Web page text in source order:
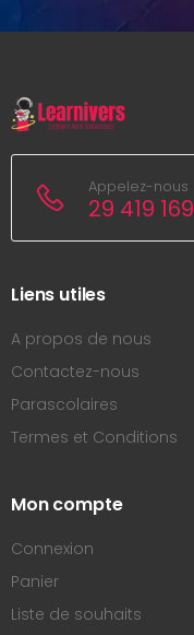
Appelez-nous
29 419 169
Liens utiles
A propos de nous
Contactez-nous
Parascolaires
Termes et Conditions
Mon compte
Connexion
Panier
Liste de souhaits